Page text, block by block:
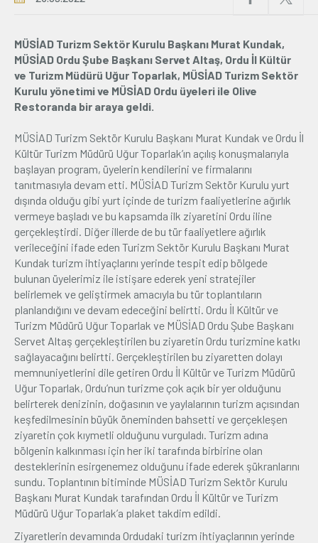
E-İşlemler
İletişim Hakkımızda
MÜSİAD Turizm Sektör Kurulu Başkanı Murat Kundak,
MÜSİAD Ordu Şube Başkanı Servet Altaş, Ordu İl Kültür
ve Turizm Müdürü Uğur Toparlak, MÜSİAD Turizm Sektör
Kurulu yönetimi ve MÜSİAD Ordu üyeleri ile Olive
Restoranda bir araya geldi.
MÜSİAD Turizm Sektör Kurulu Başkanı Murat Kundak ve Ordu İl
Kültür Turizm Müdürü Uğur Toparlak’ın açılış konuşmalarıyla
başlayan program, üyelerin kendilerini ve firmalarını
tanıtmasıyla devam etti. MÜSİAD Turizm Sektör Kurulu yurt
dışında olduğu gibi yurt içinde de turizm faaliyetlerine ağırlık
vermeye başladı ve bu kapsamda ilk ziyaretini Ordu iline
gerçekleştirdi. Diğer illerde de bu tür faaliyetlere ağırlık
verileceğini ifade eden Turizm Sektör Kurulu Başkanı Murat
Kundak turizm ihtiyaçlarını yerinde tespit edip bölgede
bulunan üyelerimiz ile istişare ederek yeni stratejiler
belirlemek ve geliştirmek amacıyla bu tür toplantıların
planlandığını ve devam edeceğini belirtti. Ordu İl Kültür ve
Turizm Müdürü Uğur Toparlak ve MÜSİAD Ordu Şube Başkanı
Servet Altaş gerçekleştirilen bu ziyaretin Ordu turizmine katkı
sağlayacağını belirtti. Gerçekleştirilen bu ziyaretten dolayı
memnuniyetlerini dile getiren Ordu İl Kültür ve Turizm Müdürü
Uğur Toparlak, Ordu’nun turizme çok açık bir yer olduğunu
belirterek denizinin, doğasının ve yaylalarının turizm açısından
keşfedilmesinin büyük öneminden bahsetti ve gerçekleşen
ziyaretin çok kıymetli olduğunu vurguladı. Turizm adına
bölgenin kalkınması için her iki tarafında birbirine olan
desteklerinin esirgenemez olduğunu ifade ederek şükranlarını
sundu. Toplantının bitiminde MÜSİAD Turizm Sektör Kurulu
Başkanı Murat Kundak tarafından Ordu İl Kültür ve Turizm
Müdürü Uğur Toparlak’a plaket takdim edildi.
Ziyaretlerin devamında Ordudaki turizm ihtiyaçlarının yerinde